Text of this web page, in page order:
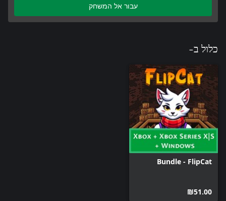
עבור אל המשחק
כלול ב-
Bundle - FlipCat
‪₪‎51.00‬